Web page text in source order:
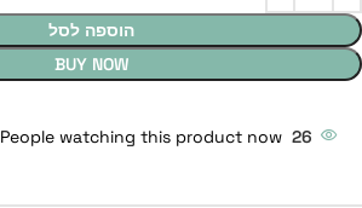
הוספה לסל
BUY NOW
26
People watching this product now!